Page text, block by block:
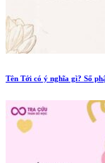
Tên Tới có ý nghĩa gì? Số